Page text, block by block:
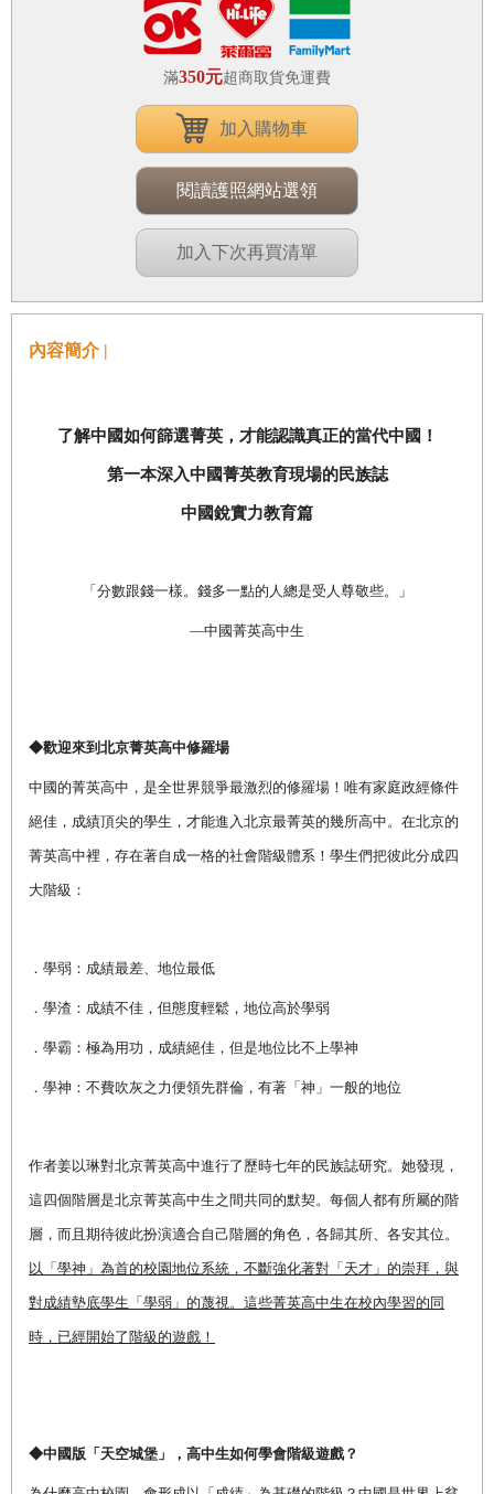
滿350元超商取貨免運費
加入購物車
閱讀護照網站選領
加入下次再買清單
內容簡介 |
了解中國如何篩選菁英，才能認識真正的當代中國！
第一本深入中國菁英教育現場的民族誌
中國銳實力教育篇
「分數跟錢一樣。錢多一點的人總是受人尊敬些。」
—中國菁英高中生
◆歡迎來到北京菁英高中修羅場
中國的菁英高中，是全世界競爭最激烈的修羅場！唯有家庭政經條件
絕佳，成績頂尖的學生，才能進入北京最菁英的幾所高中。在北京的
菁英高中裡，存在著自成一格的社會階級體系！學生們把彼此分成四
大階級：
．學弱：成績最差、地位最低
．學渣：成績不佳，但態度輕鬆，地位高於學弱
．學霸：極為用功，成績絕佳，但是地位比不上學神
．學神：不費吹灰之力便領先群倫，有著「神」一般的地位
作者姜以琳對北京菁英高中進行了歷時七年的民族誌研究。她發現，
這四個階層是北京菁英高中生之間共同的默契。每個人都有所屬的階
層，而且期待彼此扮演適合自己階層的角色，各歸其所、各安其位。
以「學神」為首的校園地位系統，不斷強化著對「天才」的崇拜，與
對成績墊底學生「學弱」的蔑視。這些菁英高中生在校內學習的同
時，已經開始了階級的遊戲！
◆中國版「天空城堡」，高中生如何學會階級遊戲？